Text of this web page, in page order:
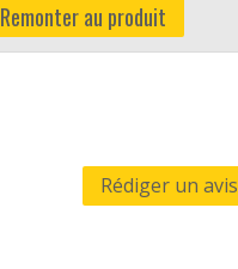
Remonter au produit
Rédiger un avis